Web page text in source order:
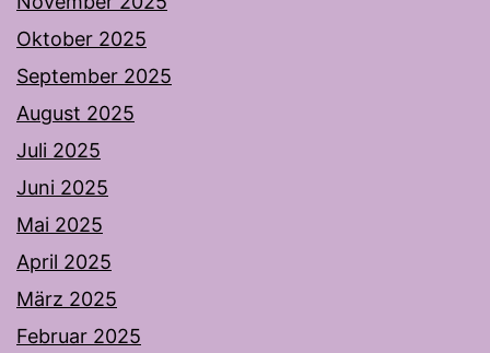
Oktober 2025
September 2025
August 2025
Juli 2025
Juni 2025
Mai 2025
April 2025
März 2025
Februar 2025